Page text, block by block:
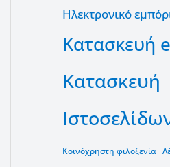
Ηλεκτρονικό
Κατασκευή
Κατασκευή
Κοινόχρηστη φιλοξενία